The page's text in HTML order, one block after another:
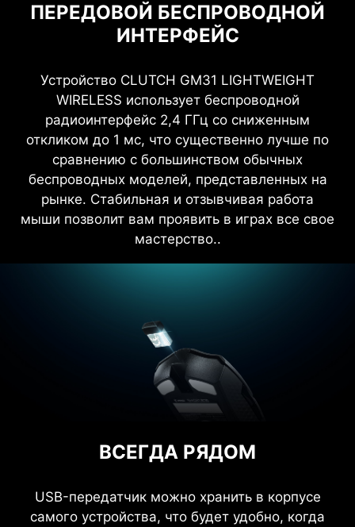
ПЕРЕДОВОЙ БЕСПРОВОДНОЙ
ИНТЕРФЕЙС
Устройство CLUTCH GM31 LIGHTWEIGHT
WIRELESS использует беспроводной
радиоинтерфейс 2,4 ГГц со сниженным
откликом до 1 мс, что существенно лучше по
сравнению с большинством обычных
беспроводных моделей, представленных на
рынке. Стабильная и отзывчивая работа
мыши позволит вам проявить в играх все свое
мастерство..
ВСЕГДА РЯДОМ
USB-передатчик можно хранить в корпусе
самого устройства, что будет удобно, когда